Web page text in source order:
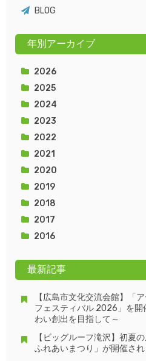
BLOG
年別アーカイブ
2026
2025
2024
2023
2022
2021
2020
2019
2018
2017
2016
最新記事
【広島市文化交流会館】「
フェスティバル 2026」を開
わい創出を目指して～
【ビッグルーフ滝沢】初夏
ふれあいまつり」が開催され